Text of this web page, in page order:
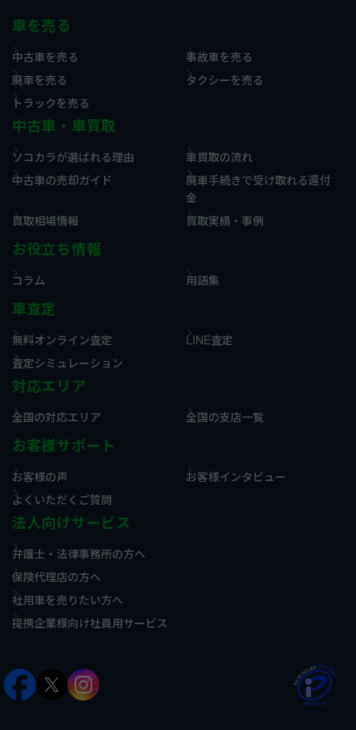
車を売る
中古車を売る
事故車を売る
廃車を売る
タクシーを売る
トラックを売る
中古車・車買取
ソコカラが選ばれる理由
車買取の流れ
中古車の売却ガイド
廃車手続きで受け取れる還付
金
買取相場情報
買取実績・事例
お役立ち情報
コラム 用語集
車査定
無料オンライン査定
LINE査定
査定シミュレーション
対応エリア
全国の対応エリア 全国の支店一覧
お客様サポート
お客様の声
お客様インタビュー
よくいただくご質問
法人向けサービス
弁護士・法律事務所の方へ
保険代理店の方へ
社用車を売りたい方へ
提携企業様向け社員用サービス